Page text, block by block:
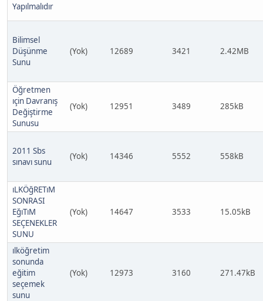
Yapılmalıdır
Bilimsel
Düşünme
Sunu
(Yok) 12689 3421 2.42MB
Öğretmen
ıçin Davranış
Değiştirme
Sunusu
(Yok) 12951 3489 285kB
2011 Sbs
sınavı sunu
(Yok) 14346 5552 558kB
ıLKÖğRETıM
SONRASI
EğıTıM
SEÇENEKLER
SUNU
(Yok) 14647 3533 15.05kB
ılköğretim
sonunda
eğitim
seçemek
sunu
(Yok) 12973 3160 271.47kB